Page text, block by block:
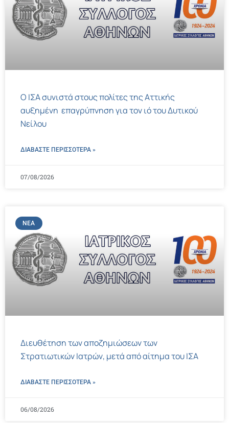
Ο ΙΣΑ συνιστά στους πολίτες της Αττικής
αυξημένη επαγρύπνηση για τον ιό του Δυτικού
Νείλου
ΔΙΑΒΑΣΤΕ ΠΕΡΙΣΣΌΤΕΡΑ »
07/08/2026
ΝΈΑ
Διευθέτηση των αποζημιώσεων των
Στρατιωτικών Ιατρών, μετά από αίτημα του ΙΣΑ
ΔΙΑΒΑΣΤΕ ΠΕΡΙΣΣΌΤΕΡΑ »
06/08/2026